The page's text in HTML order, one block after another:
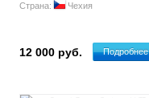
Страна:
Чехия
12 000 руб. Подробнее